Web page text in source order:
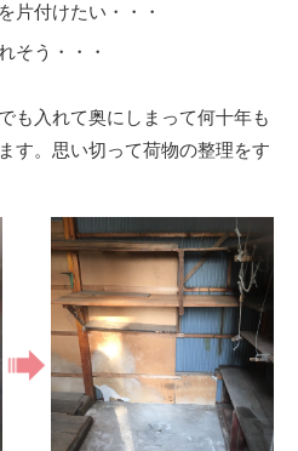
片付けたい・・・
そう・・・
も入れて奥にしまって何十年も
す。思い切って荷物の整理をす